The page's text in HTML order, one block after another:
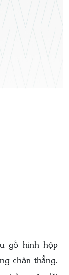
gỗ hình hộp
chân thẳng.